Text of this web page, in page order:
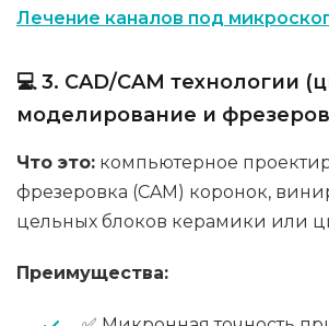
Лечение каналов под
💻 3. CAD/CAM технологии
моделирование и
Что это: компьютерное
фрезеровка (CAM) коронок,
цельных блоков керамики или
Преимущества: